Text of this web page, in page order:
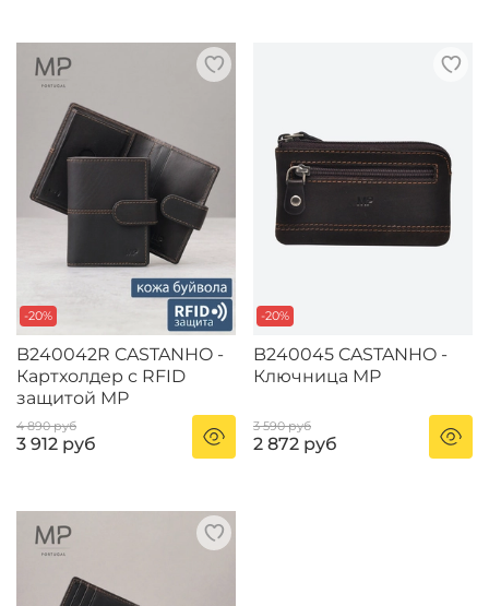
-20%
B240042R CASTANHO -
Картхолдер с RFID
защитой MP
4 890 руб
3 912 руб
-20%
B240045 CASTANHO -
Ключница MP
3 590 руб
2 872 руб